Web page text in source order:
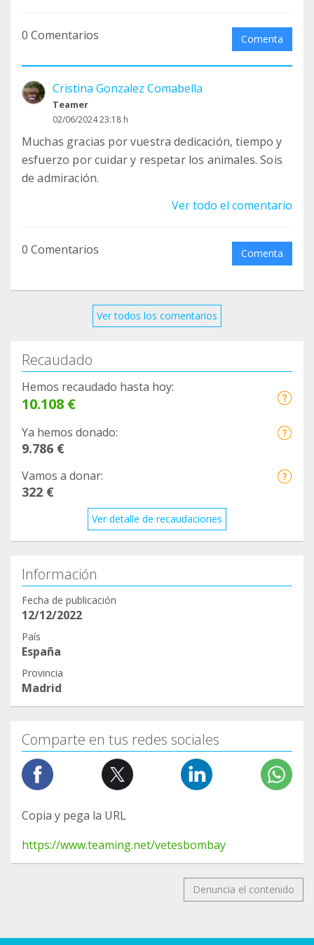
0 Comentarios Comenta
Cristina Gonzalez Comabella
Teamer
02/06/2024 23:18 h
Muchas gracias por vuestra dedicación, tiempo y
esfuerzo por cuidar y respetar los animales. Sois
de admiración.
Ver todo el comentario
0 Comentarios Comenta
Ver todos los comentarios
Recaudado
Hemos recaudado hasta hoy:
10.108 €
Ya hemos donado:
9.786 €
Vamos a donar:
322 €
Ver detalle de recaudaciones
Información
Fecha de publicación
12/12/2022
País
España
Provincia
Madrid
Comparte en tus redes sociales
Copia y pega la URL
https://www.teaming.net/vetesbombay
Denuncia el contenido